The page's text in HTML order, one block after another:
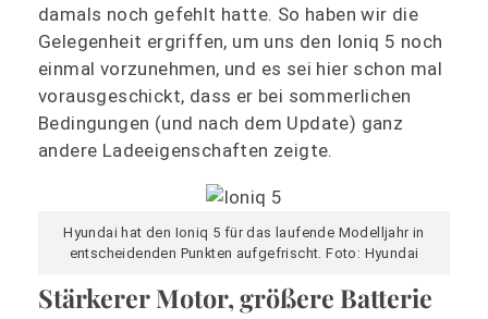
damals noch gefehlt hatte. So haben wir die
Gelegenheit ergriffen, um uns den Ioniq 5 noch
einmal vorzunehmen, und es sei hier schon mal
vorausgeschickt, dass er bei sommerlichen
Bedingungen (und nach dem Update) ganz
andere Ladeeigenschaften zeigte.
Hyundai hat den Ioniq 5 für das laufende Modelljahr in
entscheidenden Punkten aufgefrischt. Foto: Hyundai
Stärkerer Motor, größere Batterie